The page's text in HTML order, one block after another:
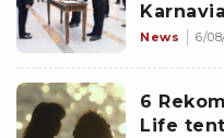
Kinerja
News 6/
6
Life